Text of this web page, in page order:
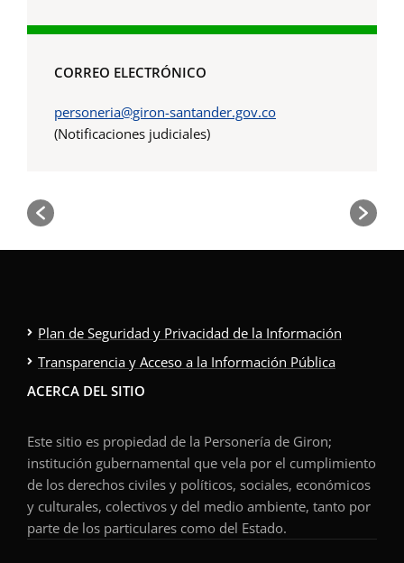
CORREO ELECTRÓNICO
personeria@giron-santander.gov.co
(Notificaciones judiciales)
Plan de Seguridad y Privacidad de la Información
Transparencia y Acceso a la Información Pública
ACERCA DEL SITIO
Este sitio es propiedad de la Personería de Giron;
institución gubernamental que vela por el cumplimiento
de los derechos civiles y políticos, sociales, económicos
y culturales, colectivos y del medio ambiente, tanto por
parte de los particulares como del Estado.